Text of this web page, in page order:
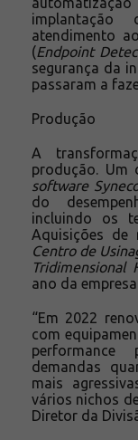
atendimento
(Endpoint
segurança da
passaram a
Produção
A
produção. Um
software
do
incluindo os
Aquisições de
Centro de
Tridimensional
ano da
“Em 2022
com
demandas
mais
vários nichos
Diretor da